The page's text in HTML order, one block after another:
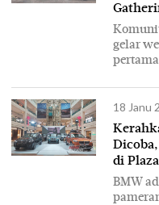
gelar
18 Janu
di
BMW